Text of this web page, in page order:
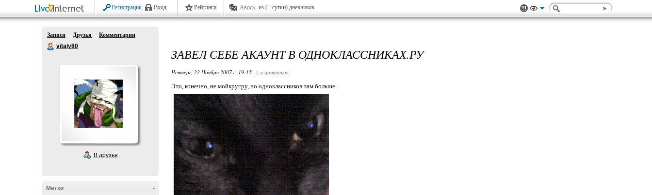
Регистрация Вход Рейтинги Авось из (+ сутки) дневников
Записи Друзья
Комментарии
vitaly80
В друзья
-
Метки
ЗАВЕЛ СЕБЕ АКАУНТ В ОДНОКЛАССНИКАХ.РУ
Четверг, 22 Ноября 2007 г. 19:15 + в цитатник
Это, конечно, не мойкруг.ру, но одноклассников там больше.